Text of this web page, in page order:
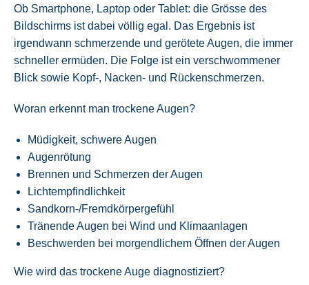
Ob Smartphone, Laptop oder Tablet: die Grösse des
Bildschirms ist dabei völlig egal. Das Ergebnis ist
irgendwann schmerzende und gerötete Augen, die immer
schneller ermüden. Die Folge ist ein verschwommener
Blick sowie Kopf-, Nacken- und Rückenschmerzen.
Woran erkennt man trockene Augen?
Müdigkeit, schwere Augen
Augenrötung
Brennen und Schmerzen der Augen
Lichtempfindlichkeit
Sandkorn-/Fremdkörpergefühl
Tränende Augen bei Wind und Klimaanlagen
Beschwerden bei morgendlichem Öffnen der Augen
Wie wird das trockene Auge diagnostiziert?